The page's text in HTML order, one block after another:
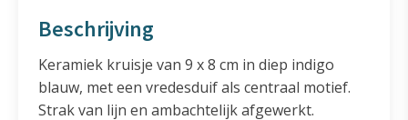
Beschrijving
Keramiek kruisje van 9 x 8 cm in diep indigo
blauw, met een vredesduif als centraal motief.
Strak van lijn en ambachtelijk afgewerkt.